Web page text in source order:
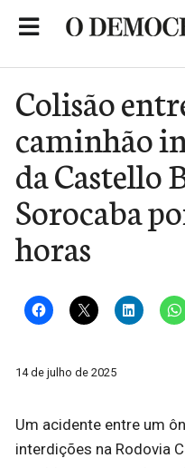
Colisão
caminhão
da Castello
Sorocaba
horas
14 de julho de 2025
Um acidente entre um
interdições na Rodovia